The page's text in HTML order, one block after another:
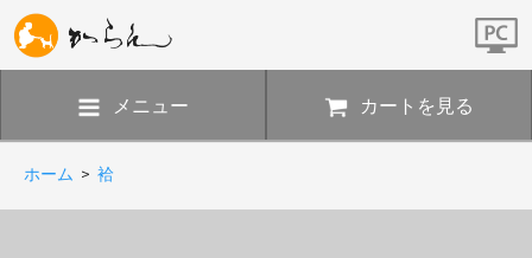
メニュー カートを見る
ホーム > 袷